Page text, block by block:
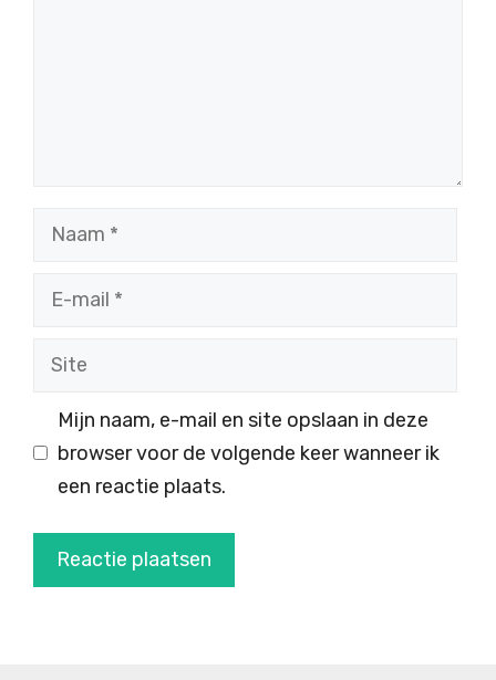
Naam
Site
Mijn naam, e-mail en site opslaan in deze
browser voor de volgende keer wanneer ik
een reactie plaats.